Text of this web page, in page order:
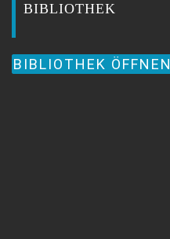
BIBLIOTHEK
BIBLIOTHEK ÖFFNEN